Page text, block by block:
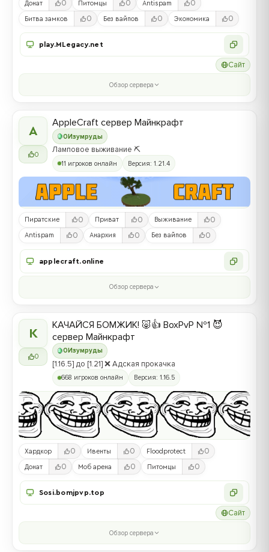
Донат 0 Питомцы 0 Antispam 0
Битва замков 0 Без вайпов 0 Экономика 0
play.MLegacy.net
Сайт
Обзор сервера
A
0
0Изумруды
AppleCraft сервер Майнкрафт
Ламповое выживание ⛏️
11 игроков онлайн Версия: 1.21.4
Пиратские 0 Приват 0 Выживание 0
Antispam 0 Анархия 0 Без вайпов 0
applecraft.online
Обзор сервера
К
0
0 Изумруды
КАЧАЙСЯ БОМЖИК! 🐷👍 BoxPvP №1 😈
сервер Майнкрафт
[1.16.5] до [1.21] ❌ Адская прокачка
668 игроков онлайн Версия: 1.16.5
Хардкор 0 Ивенты 0 Floodprotect 0
Донат 0 Моб арена 0 Питомцы 0
Sosi.bomjpvp.top
Сайт
Обзор сервера